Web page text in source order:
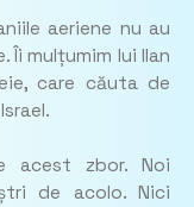
aeriene nu au
Îi mulțumim lui Ilan
care căuta de
acest zbor. Noi
de acolo. Nici